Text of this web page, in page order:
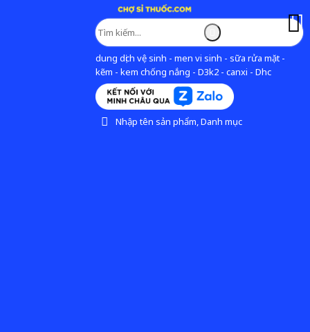
dung dịch vệ sinh - men vi sinh - sữa rửa mặt -
kẽm - kem chống nắng - D3k2 - canxi - Dhc
Nhập tên sản phẩm, Danh mục